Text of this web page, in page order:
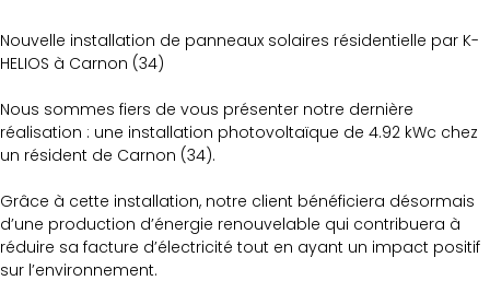
Nouvelle installation de panneaux solaires résidentielle par K-
HELIOS à Carnon (34)
Nous sommes fiers de vous présenter notre dernière
réalisation : une installation photovoltaïque de 4.92 kWc chez
un résident de Carnon (34).
Grâce à cette installation, notre client bénéficiera désormais
d’une production d’énergie renouvelable qui contribuera à
réduire sa facture d’électricité tout en ayant un impact positif
sur l’environnement.